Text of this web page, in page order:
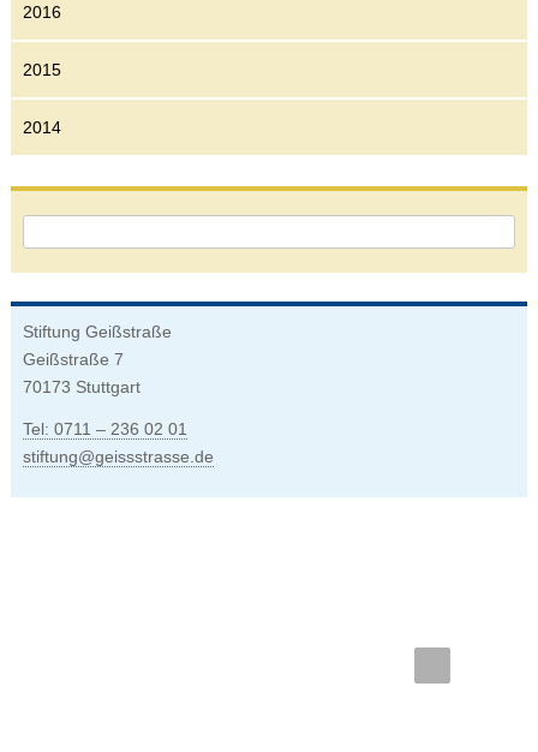
2016
2015
2014
Stiftung Geißstraße
Geißstraße 7
70173 Stuttgart
Tel: 0711 – 236 02 01
stiftung@geissstrasse.de